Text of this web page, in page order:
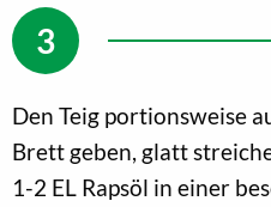
Den Teig portionsweise
Brett geben, glatt
1-2 EL Rapsöl in einer